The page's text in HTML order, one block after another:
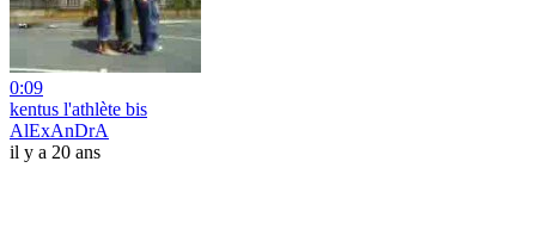
0:09
kentus l'athlète bis
AlExAnDrA
il y a 20 ans